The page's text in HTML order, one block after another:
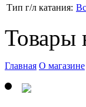
Тип г/л катания:
Товары
Главная О магазине